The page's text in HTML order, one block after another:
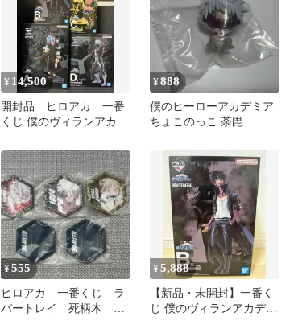
¥ 14,500
開封品 ヒロアカ 一番
くじ 僕のヴィランアカデ
賞
¥888
僕のヒーローアカデミア
ちょこのっこ 荼毘
¥555
ヒロアカ 一番くじ ラ
バートレイ 死柄木 荼
¥5,888
【新品・未開封】一番く
じ 僕のヴィランアカデミ